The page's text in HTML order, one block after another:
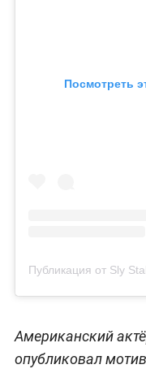
Посмотреть
Публикация от Sly
Американский
опубликовал